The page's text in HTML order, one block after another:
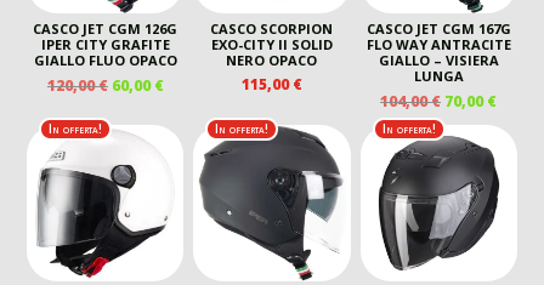
CASCO JET CGM 126G
IPER CITY GRAFITE
GIALLO FLUO OPACO
120,00€ IL
ORIGINALE
120,00 €.
60,00€IL
ATTUALE
60,00 €.
CASCO SCORPION
EXO-CITY II SOLID
NERO OPACO
115,00€
CASCO JET CGM 167G
FLO WAY ANTRACITE
GIALLO – VISIERA
LUNGA
104,00€ IL
PREZZO
ORIGINALE
ERA:
104,00 €.
70,00€IL
È:
70,00
In offerta! In offerta! In offerta!